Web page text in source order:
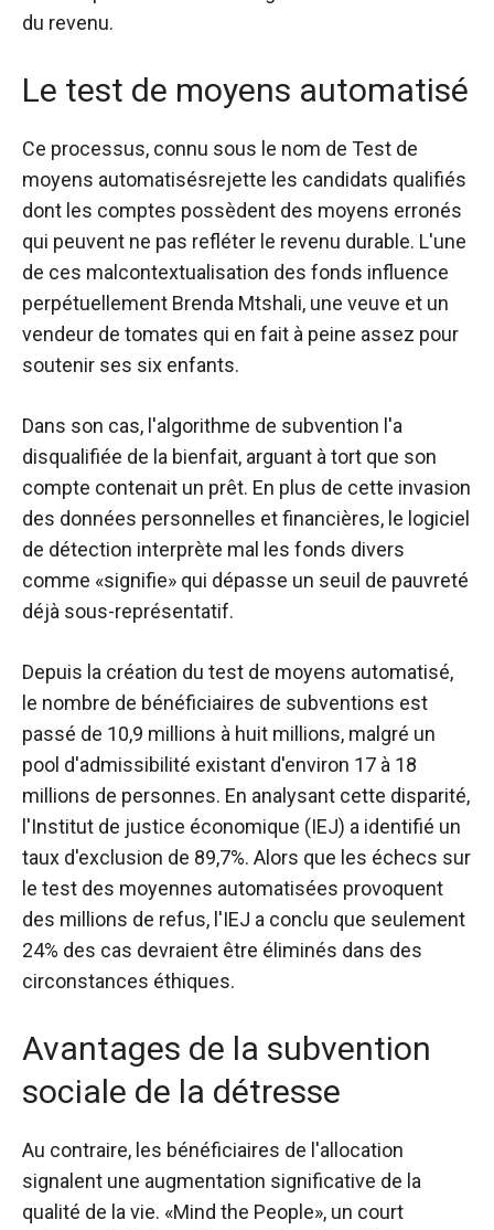
du revenu.
Le test de moyens automatisé
Ce processus, connu sous le nom de Test de
moyens automatisésrejette les candidats qualifiés
dont les comptes possèdent des moyens erronés
qui peuvent ne pas refléter le revenu durable. L'une
de ces malcontextualisation des fonds influence
perpétuellement Brenda Mtshali, une veuve et un
vendeur de tomates qui en fait à peine assez pour
soutenir ses six enfants.
Dans son cas, l'algorithme de subvention l'a
disqualifiée de la bienfait, arguant à tort que son
compte contenait un prêt. En plus de cette invasion
des données personnelles et financières, le logiciel
de détection interprète mal les fonds divers
comme «signifie» qui dépasse un seuil de pauvreté
déjà sous-représentatif.
Depuis la création du test de moyens automatisé,
le nombre de bénéficiaires de subventions est
passé de 10,9 millions à huit millions, malgré un
pool d'admissibilité existant d'environ 17 à 18
millions de personnes. En analysant cette disparité,
l'Institut de justice économique (IEJ) a identifié un
taux d'exclusion de 89,7%. Alors que les échecs sur
le test des moyennes automatisées provoquent
des millions de refus, l'IEJ a conclu que seulement
24% des cas devraient être éliminés dans des
circonstances éthiques.
Avantages de la subvention
sociale de la détresse
Au contraire, les bénéficiaires de l'allocation
signalent une augmentation significative de la
qualité de la vie. «Mind the People», un court